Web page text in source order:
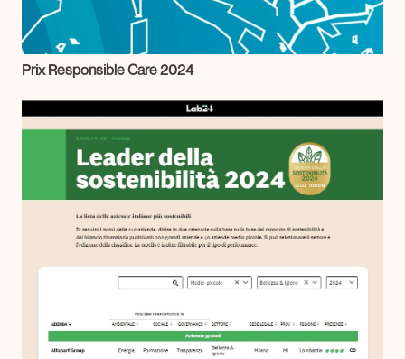
Prix Responsible Care 2024